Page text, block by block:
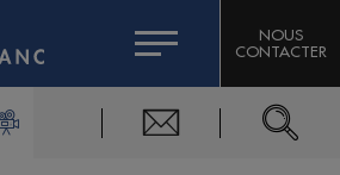
DE L'EXPERT
CITIZEN MACHINERY
DOMAINES SKIABLES
DU MONT-BLANC
NOUS
CONTACTER